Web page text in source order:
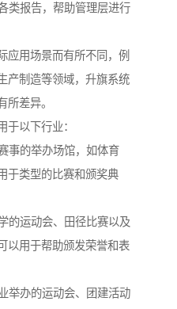
类报告，帮助管理层进行
应用场景而有所不同，例
产制造等领域，升旗系统
所差异。
于以下行业：
事的举办场馆，如体育
于类型的比赛和颁奖典
的运动会、田径比赛以及
以用于帮助颁发荣誉和表
举办的运动会、团建活动